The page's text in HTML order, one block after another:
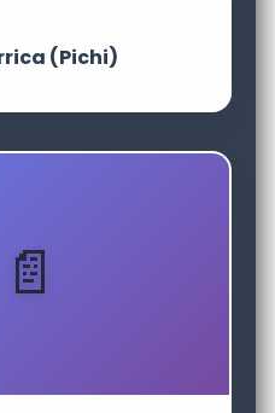
(Pichi)